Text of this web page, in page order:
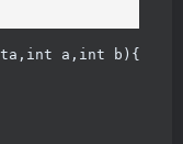
a,int b){